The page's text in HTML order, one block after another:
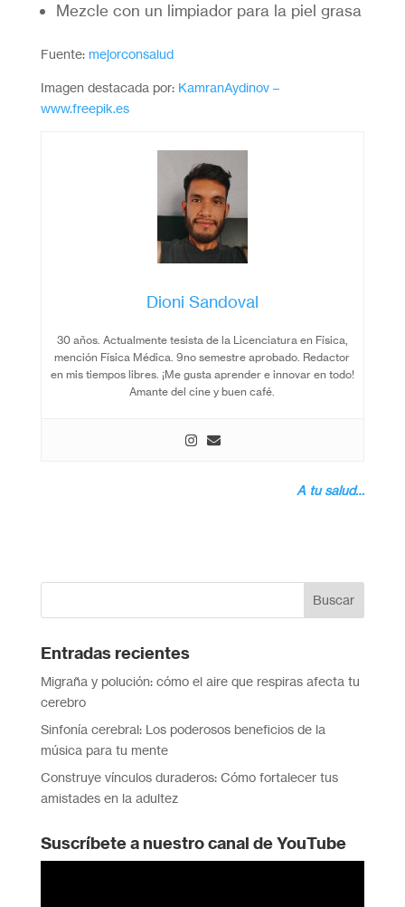
Mezcle con un limpiador para la piel grasa
Fuente: mejorconsalud
Imagen destacada por: KamranAydinov –
www.freepik.es
Dioni Sandoval
30 años. Actualmente tesista de la Licenciatura en Física,
mención Física Médica. 9no semestre aprobado. Redactor
en mis tiempos libres. ¡Me gusta aprender e innovar en todo!
Amante del cine y buen café.
A tu salud…
Entradas recientes
Migraña y polución: cómo el aire que respiras afecta tu
cerebro
Sinfonía cerebral: Los poderosos beneficios de la
música para tu mente
Construye vínculos duraderos: Cómo fortalecer tus
amistades en la adultez
Suscríbete a nuestro canal de YouTube